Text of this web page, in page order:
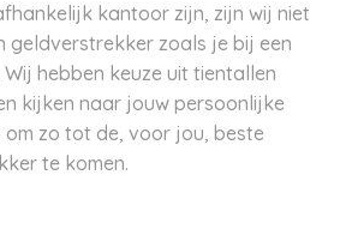
kantoor zijn, zijn wij niet
geldverstrekker zoals je bij een
Wij hebben keuze uit tientallen
kijken naar jouw persoonlijke
om zo tot de, voor jou, beste
te komen.